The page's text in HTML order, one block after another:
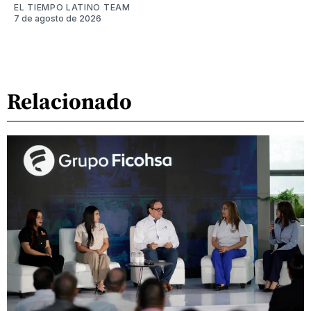
EL TIEMPO LATINO TEAM
7 de agosto de 2026
Relacionado